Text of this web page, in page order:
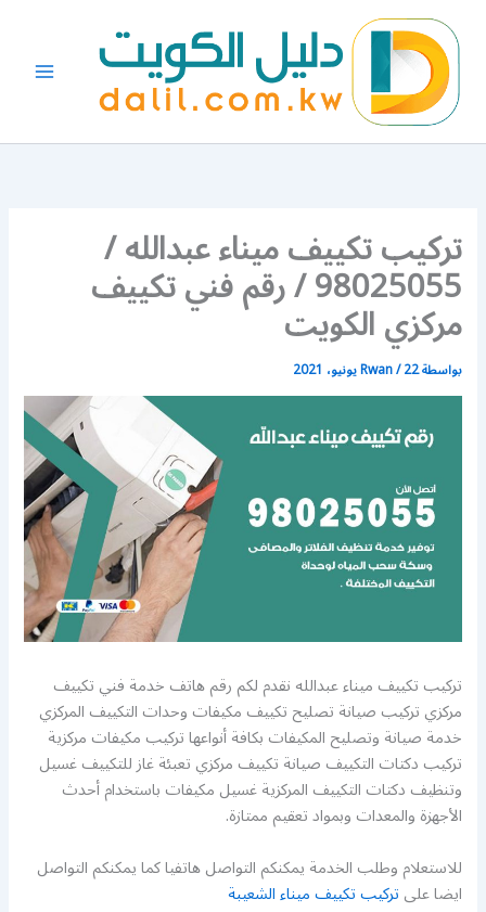
المحتوى
تركيب تكييف ميناء عبدالله /
98025055 / رقم فني تكييف
مركزي الكويت
بواسطة Rwan/22 يونيو، 2021
تركيب تكييف ميناء عبدالله نقدم لكم رقم هاتف خدمة فني تكييف
مركزي تركيب صيانة تصليح تكييف مكيفات وحدات التكييف المركزي
خدمة صيانة وتصليح المكيفات بكافة أنواعها تركيب مكيفات مركزية
تركيب دكتات التكييف صيانة تكييف مركزي تعبئة غاز للتكييف غسيل
وتنظيف دكتات التكييف المركزية غسيل مكيفات باستخدام أحدث
الأجهزة والمعدات وبمواد تعقيم ممتازة.
للاستعلام وطلب الخدمة يمكنكم التواصل هاتفيا كما يمكنكم التواصل
ايضا علىتركيب تكييف ميناء الشعيبة